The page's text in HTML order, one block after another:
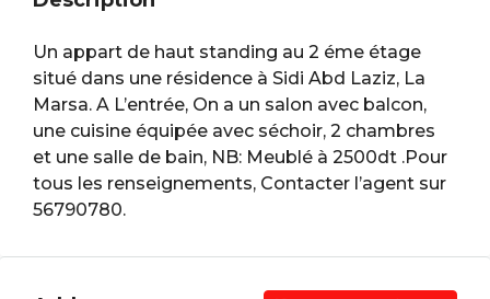
Un appart de haut standing au 2 éme étage
situé dans une résidence à Sidi Abd Laziz, La
Marsa. A L’entrée, On a un salon avec balcon,
une cuisine équipée avec séchoir, 2 chambres
et une salle de bain, NB: Meublé à 2500dt .Pour
tous les renseignements, Contacter l’agent sur
56790780.